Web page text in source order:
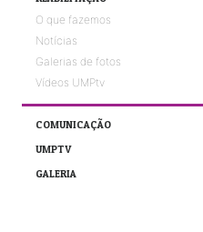
O que fazemos
Notícias
Galerias de fotos
Vídeos UMPtv
COMUNICAÇÃO
UMPTV
GALERIA